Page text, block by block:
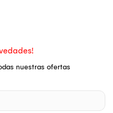
nuestras ofertas